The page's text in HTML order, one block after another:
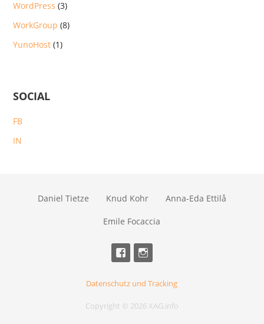
WordPress (3)
WorkGroup (8)
YunoHost (1)
SOCIAL
FB
IN
Daniel Tietze Knud Kohr Anna-Eda Ettilå
Emile Focaccia
Datenschutz und Tracking
Copyright © 2026 XAG.info